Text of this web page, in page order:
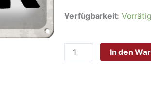
Verfügbarkeit: Vorrätig
Schild
In den